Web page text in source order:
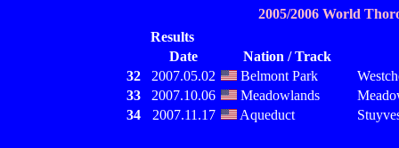
2005/2006 World
Results
Date
Nation / Track
32
2007.05.02 Belmont Park
33
2007.10.06 Meadowlands
34
2007.11.17 Aqueduct